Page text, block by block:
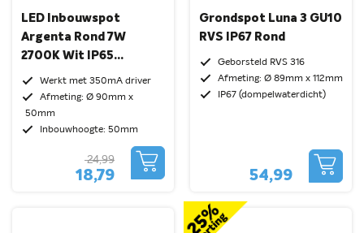
LED Inbouwspot
Argenta Rond 7W
2700K Wit IP65
Dimbaar Kantelbaar
Werkt met 350mA driver
Afmeting: Ø 90mm x
50mm
Inbouwhoogte: 50mm
18,79
24,99
Grondspot Luna 3 GU10
RVS IP67 Rond
Geborsteld RVS 316
Afmeting: Ø 89mm x 112mm
IP67 (dompelwaterdicht)
54,99